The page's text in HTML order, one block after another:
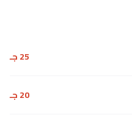
25 جـ
20 جـ